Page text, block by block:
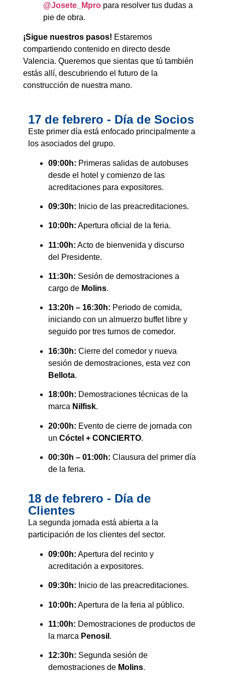
@Josete_Mpropara resolver tus dudas a
pie de obra.
¡Sigue nuestros pasos! Estaremos
compartiendo contenido en directo desde
Valencia. Queremos que sientas que tú también
estás allí, descubriendo el futuro de la
construcción de nuestra mano.
17 de febrero - Día de Socios
Este primer día está enfocado principalmente a
los asociados del grupo.
09:00h: Primeras salidas de autobuses
desde el hotel y comienzo de las
acreditaciones para expositores.
09:30h: Inicio de las preacreditaciones.
10:00h: Apertura oficial de la feria.
11:00h: Acto de bienvenida y discurso
del Presidente.
11:30h: Sesión de demostraciones a
cargo de Molins.
13:20h – 16:30h: Periodo de comida,
iniciando con un almuerzo buffet libre y
seguido por tres turnos de comedor.
16:30h: Cierre del comedor y nueva
sesión de demostraciones, esta vez con
Bellota.
18:00h: Demostraciones técnicas de la
marca Nilfisk.
20:00h: Evento de cierre de jornada con
un Cóctel + CONCIERTO.
00:30h – 01:00h: Clausura del primer día
de la feria.
18 de febrero - Día de
Clientes
La segunda jornada está abierta a la
participación de los clientes del sector.
09:00h: Apertura del recinto y
acreditación a expositores.
09:30h: Inicio de las preacreditaciones.
10:00h: Apertura de la feria al público.
11:00h: Demostraciones de productos de
la marca Penosil .
12:30h: Segunda sesión de
demostraciones de Molins.